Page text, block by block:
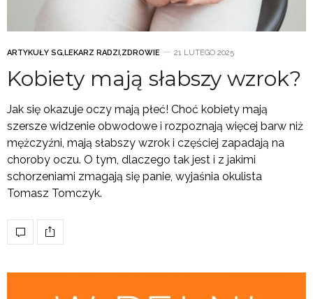
ARTYKUŁY SG,LEKARZ RADZI,ZDROWIE 21 LUTEGO 2025
Kobiety mają słabszy wzrok?
Jak się okazuje oczy mają płeć! Choć kobiety mają
szersze widzenie obwodowe i rozpoznają więcej barw niż
mężczyźni, mają słabszy wzrok i częściej zapadają na
choroby oczu. O tym, dlaczego tak jest i z jakimi
schorzeniami zmagają się panie, wyjaśnia okulista
Tomasz Tomczyk.